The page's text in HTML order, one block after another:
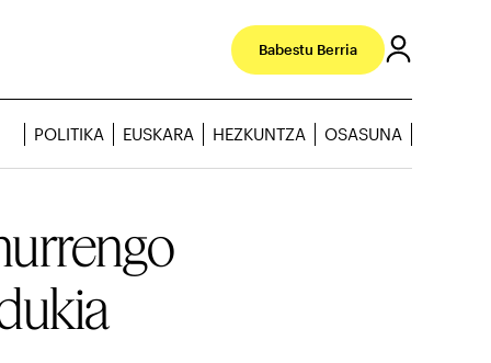
Babestu Berria
POLITIKA EUSKARA HEZKUNTZA OSASUNA